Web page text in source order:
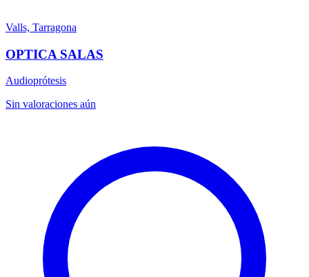
Valls, Tarragona
OPTICA SALAS
Audioprótesis
Sin valoraciones aún